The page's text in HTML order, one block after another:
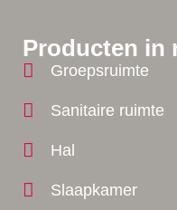
Producten in
Groepsruimte
Sanitaire ruimte
Hal
Slaapkamer